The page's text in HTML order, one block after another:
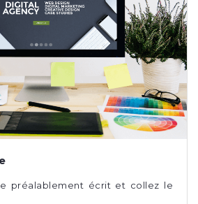
préalablement écrit et collez le